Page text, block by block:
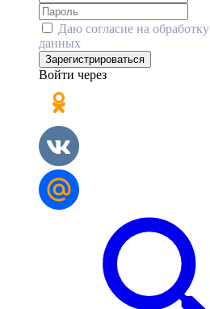
Даю согласие на обработку
данных
Зарегистрироваться
Войти через